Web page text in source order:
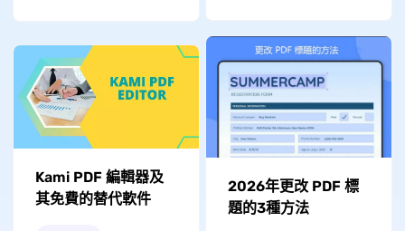
Kami PDF 編輯器及
其免費的替代軟件
2026年更改 PDF 標
題的3種方法